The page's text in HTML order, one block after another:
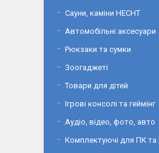
Сауни, каміни HECHT
Автомобільні аксесуари
Рюкзаки та сумки
Зоогаджеті
Товари для дітей
Ігрові консолі та геймінг
Аудіо, відео, фото, авто
Комплектуючі для ПК та